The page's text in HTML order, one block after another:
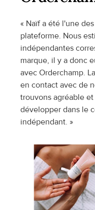
« Naïf a été l'une
plateforme. Nous
indépendantes
marque, il y a donc
avec Orderchamp.
en contact avec de
trouvons agréable
développer dans le
indépendant. »